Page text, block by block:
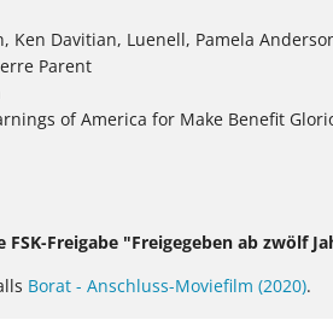
Ken Davitian, Luenell, Pamela
Parent
of America for Make Benefit
Freigabe "Freigegeben ab zwölf
Borat - Anschluss-Moviefilm (2020).